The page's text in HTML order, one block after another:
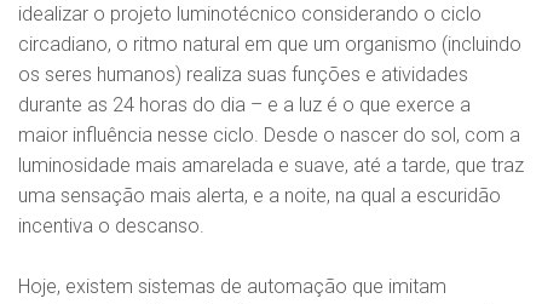
idealizar o projeto luminotécnico considerando o ciclo
circadiano, o ritmo natural em que um organismo (incluindo
os seres humanos) realiza suas funções e atividades
durante as 24 horas do dia – e a luz é o que exerce a
maior influência nesse ciclo. Desde o nascer do sol, com a
luminosidade mais amarelada e suave, até a tarde, que traz
uma sensação mais alerta, e a noite, na qual a escuridão
incentiva o descanso.
Hoje, existem sistemas de automação que imitam